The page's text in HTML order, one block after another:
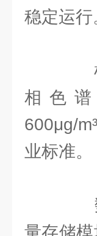
稳定运行
检
相色谱
600μg/
业标准。
数
量存储